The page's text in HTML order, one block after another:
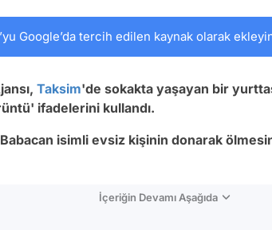
Google’da tercih edilen kaynak olarak
Taksim'de sokakta yaşayan bir
ifadelerini kullandı.
isimli evsiz kişinin donarak
İçeriğin Devamı Aşağıda